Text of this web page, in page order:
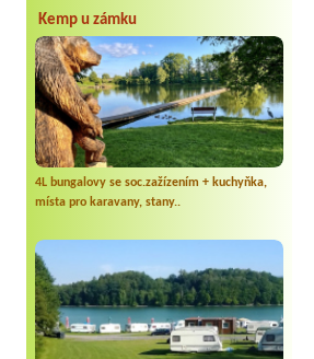
Kemp u zámku
4L bungalovy se soc.zažízením + kuchyňka,
místa pro karavany, stany..